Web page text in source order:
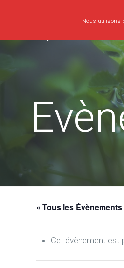
« Tous les Évènements
Cet évènement est
Nous utilisons